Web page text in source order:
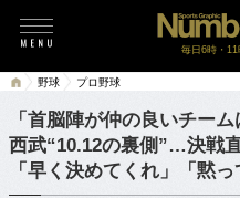
毎日6時・
野球 プロ野球
「首脳陣が仲の良いチー
西武“10.12の裏側”…決戦
「早く決めてくれ」「黙っ